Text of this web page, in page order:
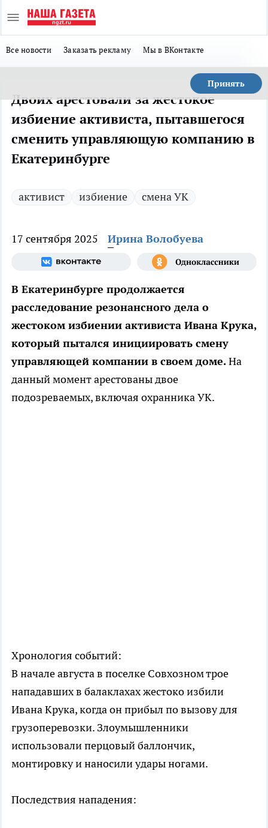
Все новости Заказать рекламу Мы в ВКонтакте
Принять
Двоих арестовали за жестокое
избиение активиста, пытавшегося
сменить управляющую компанию в
Екатеринбурге
активист избиение смена УК
17 сентября 2025 Ирина Волобуева
В Екатеринбурге продолжается
расследование резонансного дела о
жестоком избиении активиста Ивана Крука,
который пытался инициировать смену
управляющей компании в своем доме.На
данный момент арестованы двое
подозреваемых, включая охранника УК.
Хронология событий:
В начале августа в поселке Совхозном трое
нападавших в балаклахах жестоко избили
Ивана Крука, когда он прибыл по вызову для
грузоперевозки. Злоумышленники
использовали перцовый баллончик,
монтировку и наносили удары ногами.
Последствия нападения: